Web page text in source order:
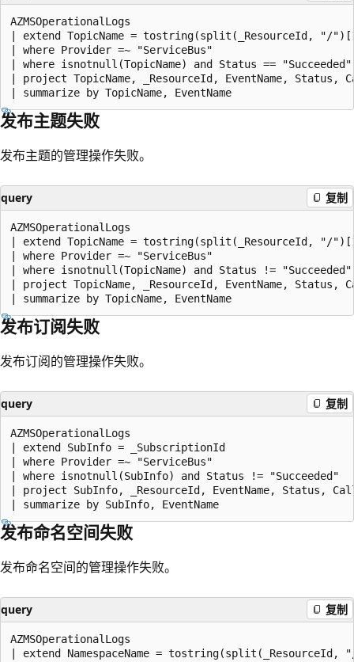
AZMSOperationalLogs
| extend TopicName = tostring(split(_ResourceId, "/
| where Provider =~ "ServiceBus"
| where isnotnull(TopicName) and Status == "Succeeded"
| project TopicName, _ResourceId, EventName,
发布主题失败
发布主题的管理操作失败。
query 复制
AZMSOperationalLogs
| extend TopicName = tostring(split(_ResourceId, "/
| where Provider =~ "ServiceBus"
| where isnotnull(TopicName) and Status != "Succeeded"
| project TopicName, _ResourceId, EventName,
发布订阅失败
发布订阅的管理操作失败。
query 复制
AZMSOperationalLogs
| extend SubInfo = _SubscriptionId
| where Provider =~ "ServiceBus"
| where isnotnull(SubInfo) and Status != "Succeeded"
| project SubInfo, _ResourceId, EventName, Status,
发布命名空间失败
发布命名空间的管理操作失败。
query 复制
AZMSOperationalLogs
| extend NamespaceName =